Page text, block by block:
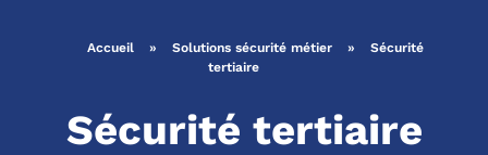
Accueil » Solutions sécurité métier »
Sécurité
tertiaire
Sécurité tertiaire